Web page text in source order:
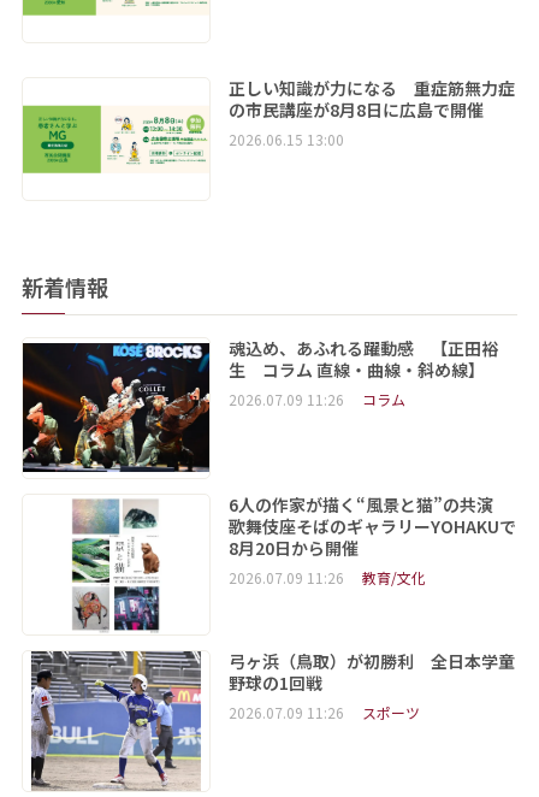
正しい知識が力になる 重症筋無力症
の市民講座が8月8日に広島で開催
2026.06.15 13:00
新着情報
魂込め、あふれる躍動感 【正田裕
生 コラム 直線・曲線・斜め線】
2026.07.09 11:26 コラム
6人の作家が描く“風景と猫”の共演
歌舞伎座そばのギャラリーYOHAKUで
8月20日から開催
2026.07.09 11:26 教育/文化
弓ヶ浜（鳥取）が初勝利 全日本学童
野球の1回戦
2026.07.09 11:26 スポーツ